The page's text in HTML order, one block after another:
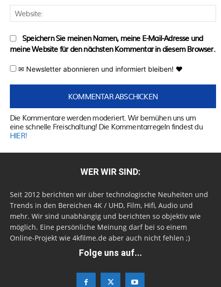
Speichern Sie meinen Namen, meine E-Mail-Adresse und
meine Website für den nächsten Kommentar in diesem Browser.
✉ Newsletter abonnieren und informiert bleiben! ♥
Die Kommentare werden moderiert. Wir bemühen uns um
eine schnelle Freischaltung! Die Kommentarregeln findest du
HIER!
WER WIR SIND:
Seit 2012 berichten wir über technologische Neuheiten und
Trends in den Bereichen 4K / UHD, Film, Hifi, Audio und
mehr. Wir sind unabhängig und berichten so objektiv wie
möglich. Eine persönliche Meinung darf bei so einem
Online-Projekt wie 4kfilme.de aber auch nicht fehlen ;)
Folge uns auf...